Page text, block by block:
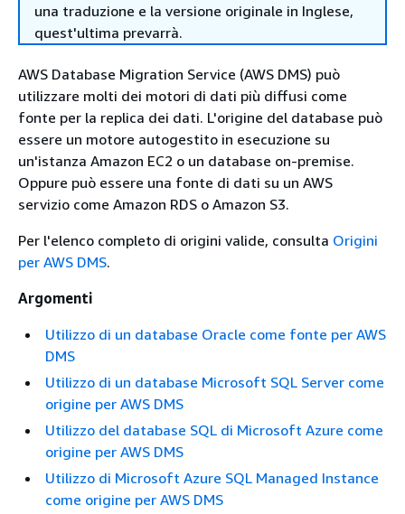
una traduzione e la versione originale in Inglese,
quest'ultima prevarrà.
AWS Database Migration Service (AWS DMS) può
utilizzare molti dei motori di dati più diffusi come
fonte per la replica dei dati. L'origine del database può
essere un motore autogestito in esecuzione su
un'istanza Amazon EC2 o un database on-premise.
Oppure può essere una fonte di dati su un AWS
servizio come Amazon RDS o Amazon S3.
Per l'elenco completo di origini valide, consulta Origini
per AWS DMS.
Argomenti
Utilizzo di un database Oracle come fonte per AWS
DMS
Utilizzo di un database Microsoft SQL Server come
origine per AWS DMS
Utilizzo del database SQL di Microsoft Azure come
origine per AWS DMS
Utilizzo di Microsoft Azure SQL Managed Instance
come origine per AWS DMS